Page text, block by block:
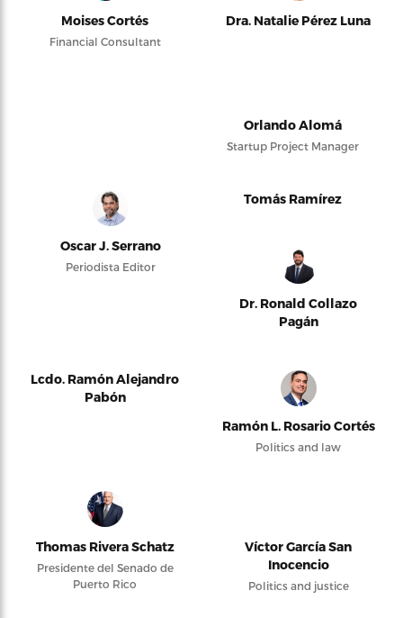
Moises Cortés
Financial Consultant
Dra. Natalie Pérez Luna
Orlando Alomá
Startup Project Manager
Oscar J. Serrano
Periodista Editor
Tomás Ramírez
Dr. Ronald Collazo
Pagán
Lcdo. Ramón Alejandro
Pabón
Ramón L. Rosario Cortés
Politics and law
Thomas Rivera Schatz
Presidente del Senado de
Puerto Rico
Víctor García San
Inocencio
Politics and justice